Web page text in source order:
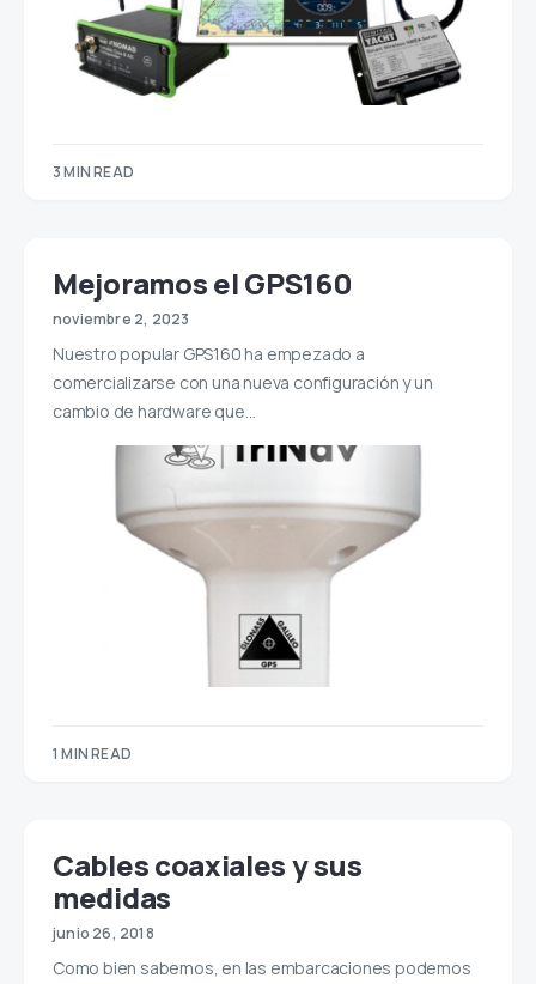
3 MIN READ
Mejoramos el GPS160
noviembre 2, 2023
Nuestro popular GPS160 ha empezado a
comercializarse con una nueva configuración y un
cambio de hardware que…
1 MIN READ
Cables coaxiales y sus
medidas
junio 26, 2018
Como bien sabemos, en las embarcaciones podemos